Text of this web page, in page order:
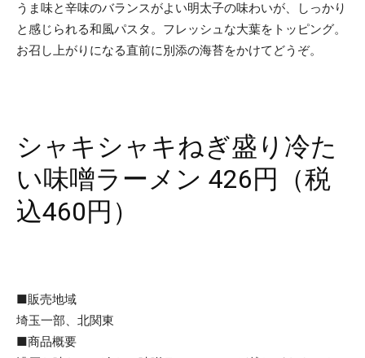
うま味と辛味のバランスがよい明太子の味わいが、しっかり
と感じられる和風パスタ。フレッシュな大葉をトッピング。
お召し上がりになる直前に別添の海苔をかけてどうぞ。
シャキシャキねぎ盛り冷た
い味噌ラーメン 426円（税
込460円）
■販売地域
埼玉一部、北関東
■商品概要